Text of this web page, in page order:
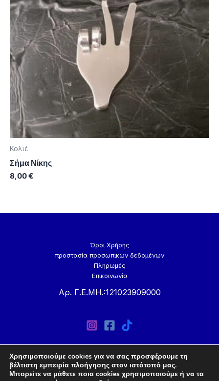
Κολιέ
Σήμα Νίκης
8,00€
Όροι Χρήσης
προστασία προσωπικών δεδομένων
Πληρωμές
Επικοινωνία
Αρ. Γ.Ε.ΜΗ.:121023909000
Copyright © 2026 Handmade-Store.gr | Powered by
Χρησιμοποιούμε cookies για να σας προσφέρουμε τη
βέλτιστη εμπειρία πλοήγησης στον ιστότοπό μας.
Μπορείτε να μάθετε ποια cookies χρησιμοποιούμε ή να τα